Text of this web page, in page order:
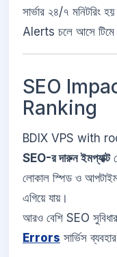
সার্ভার ২৪/৭
Alerts চলে আসে
SEO
Ranking
BDIX VPS with
SEO-র দারুন ইমপ্যাক্ট
লোকাল স্পিড ও আপটাইম
এগিয়ে যায়।
আরও বেশি SEO
Errors সার্ভিস